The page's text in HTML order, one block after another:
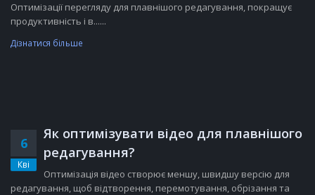
Оптимізації перегляду для плавнішого редагування, покращує
продуктивність і в......
Дізнатися більше
6
Кві
Як оптимізувати відео для плавнішого
редагування?
Оптимізація відео створює меншу, швидшу версію для
редагування, щоб відтворення, перемотування, обрізання та